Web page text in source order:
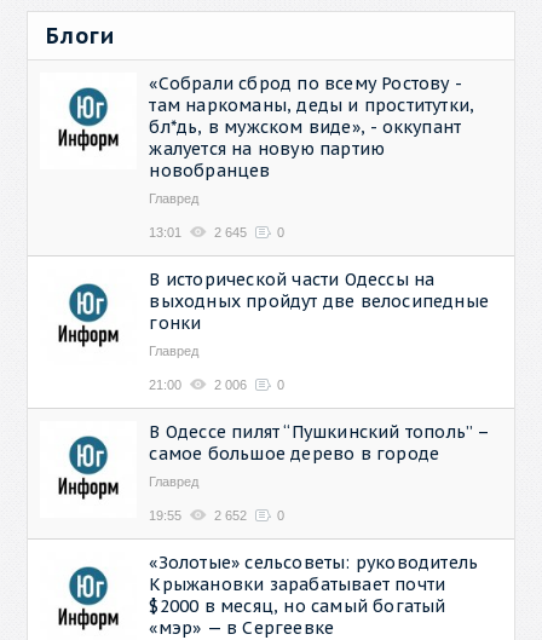
Блоги
«Собрали сброд по всему Ростову -
там наркоманы, деды и проститутки,
бл*дь, в мужском виде», - оккупант
жалуется на новую партию
новобранцев
Главред
13:01 2 645 0
В исторической части Одессы на
выходных пройдут две велосипедные
гонки
Главред
21:00 2 006 0
В Одессе пилят “Пушкинский тополь” –
самое большое дерево в городе
Главред
19:55 2 652 0
«Золотые» сельсоветы: руководитель
Крыжановки зарабатывает почти
$2000 в месяц, но самый богатый
«мэр» — в Сергеевке